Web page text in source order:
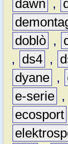
dawn ,
doblò ,
,
ds4 ,
dyane ,
e-serie ,
ecosport